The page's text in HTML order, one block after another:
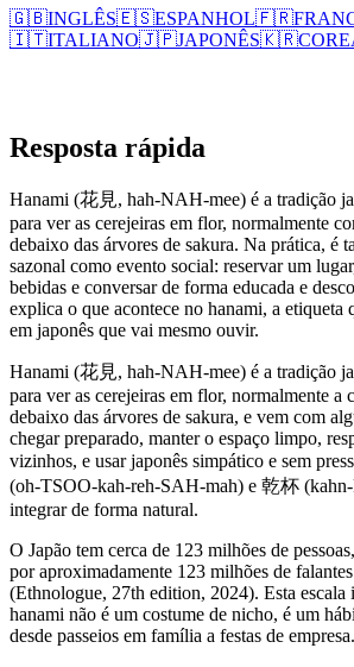
🇬🇧INGLÊS🇪🇸ESPANHOL🇫🇷
🇮🇹ITALIANO🇯🇵JAPONÊS🇰🇷
Resposta rápida
Hanami (花見, hah-NAH-mee) é a tradição
para ver as cerejeiras em flor, normalmente
debaixo das árvores de sakura. Na prática, é
sazonal como evento social: reservar um
bebidas e conversar de forma educada e
explica o que acontece no hanami, a etiqueta
em japonês que vai mesmo ouvir.
Hanami (花見, hah-NAH-mee) é a tradição
para ver as cerejeiras em flor, normalmente a
debaixo das árvores de sakura, e vem com
chegar preparado, manter o espaço limpo,
vizinhos, e usar japonês simpático e sem
(oh-TSOO-kah-reh-SAH-mah) e 乾杯 (kahn-
integrar de forma natural.
O Japão tem cerca de 123 milhões de
por aproximadamente 123 milhões de
(Ethnologue, 27th edition, 2024). Esta escala
hanami não é um costume de nicho, é um
desde passeios em família a festas de empresa.